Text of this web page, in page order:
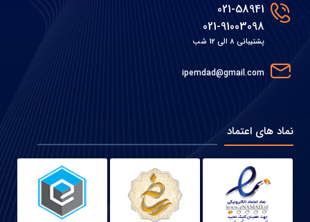
021-58941
021-91003098
پشتیبانی 8 الی 12 شب
ipemdad@gmail.com
نماد های اعتماد